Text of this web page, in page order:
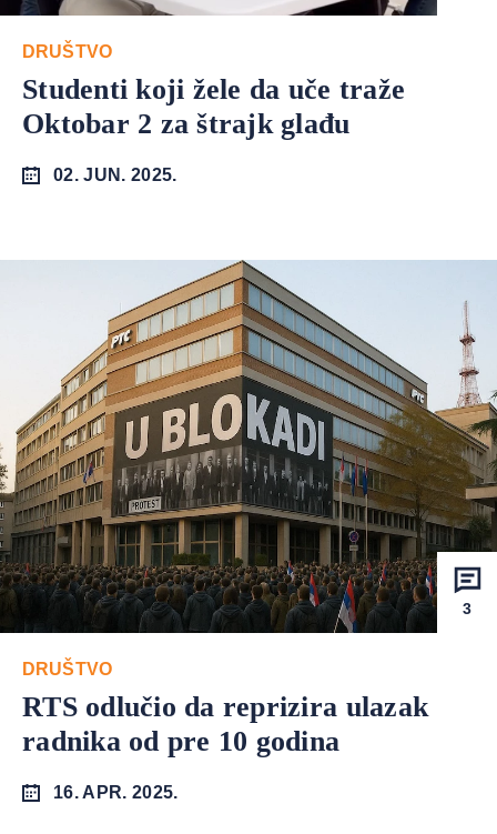
DRUŠTVO
Studenti koji žele da uče traže
Oktobar 2 za štrajk glađu
02. JUN. 2025.
3
DRUŠTVO
RTS odlučio da reprizira ulazak
radnika od pre 10 godina
16. APR. 2025.